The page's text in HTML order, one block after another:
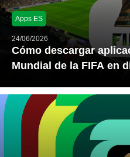
Apps ES
24/06/2026
Cómo descargar
Mundial de la FIFA en